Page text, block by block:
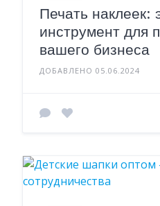
Печать
инструмент для
вашего бизнеса
ДОБАВЛЕНО 05.06.2024